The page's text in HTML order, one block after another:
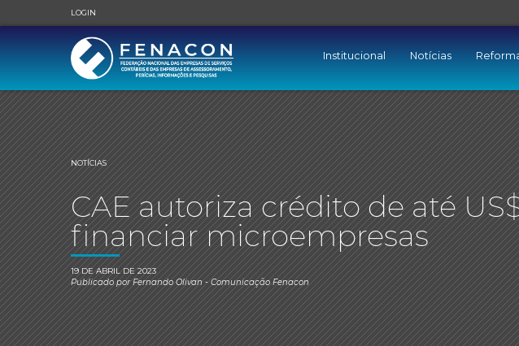
LOGIN
Institucional Notícias
NOTÍCIAS
CAE autoriza crédito de até
financiar microempresas
19 DE ABRIL DE 2023
Publicado porFernando Olivan- Comunicação Fenacon